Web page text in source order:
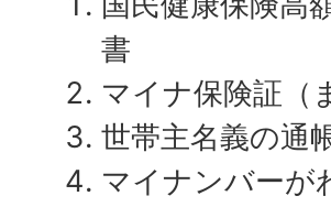
書
マイナ保険証（
世帯主名義の通
マイナンバーが